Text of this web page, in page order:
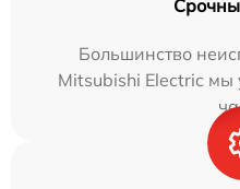
Большинство
Mitsubishi Electric мы